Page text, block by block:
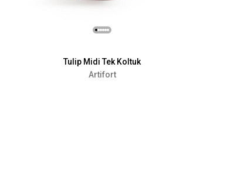
Tulip Midi Tek Koltuk
Artifort